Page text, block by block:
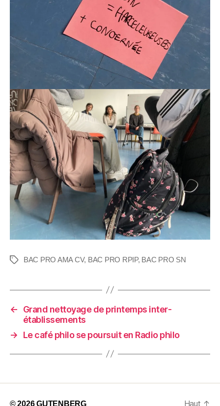
BAC PRO AMA CV, BAC PRO RPIP, BAC PRO SN
←
Grand nettoyage de printemps inter-
établissements
→
Le café philo se poursuit en Radio philo
© 2026GUTENBERG Haut ↑